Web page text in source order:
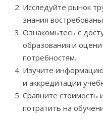
Исследуйте рынок
знания
Ознакомьтесь с
образования и
потребностям.
Изучите
и аккредитации
Сравните стоимость
потратить на